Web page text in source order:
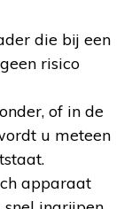
die bij een
risico
of in de
u meteen
apparaat